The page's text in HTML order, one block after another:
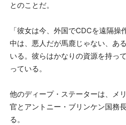
とのことだ。
「彼女は今、外国でCDCを遠隔
中は、悪人だが馬鹿じゃない、あ
いる。彼らはかなりの資源を持っ
っている。
他のディープ・ステーターは、メ
官とアントニー・ブリンケン国務
る。